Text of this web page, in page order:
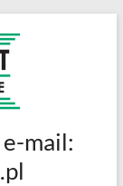
mail: